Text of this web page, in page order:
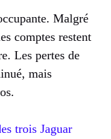
Malgré
comptes restent
Les pertes de
mais
trois Jaguar